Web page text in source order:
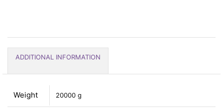
ADDITIONAL INFORMATION
Weight 20000 g